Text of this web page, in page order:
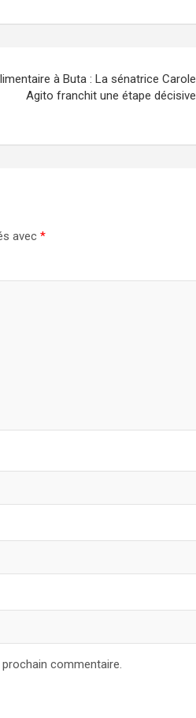
à Buta : La sénatrice Carole
Agito franchit une étape décisive
avec *
commentaire.